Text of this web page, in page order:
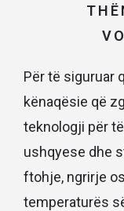
Për të siguruar
kënaqësie që
teknologji për
ushqyese dhe
ftohje, ngrirje
temperaturës